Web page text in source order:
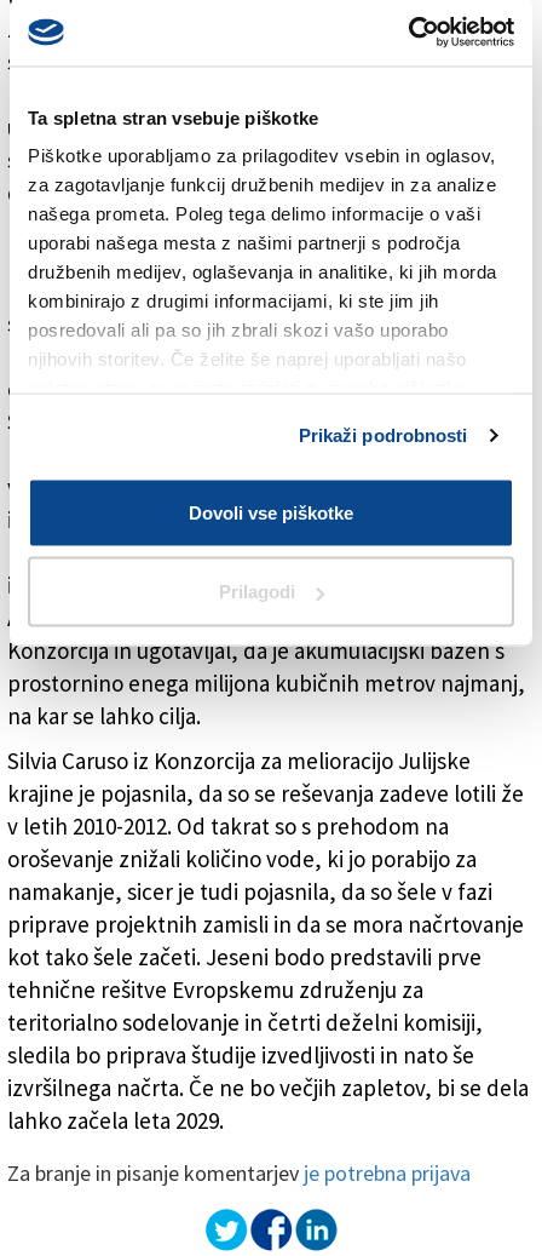
Ta spletna stran vsebuje piškotke
Piškotke uporabljamo za prilagoditev vsebin in oglasov,
za zagotavljanje funkcij družbenih medijev in za analize
našega prometa. Poleg tega delimo informacije o vaši
uporabi našega mesta z našimi partnerji s področja
družbenih medijev, oglaševanja in analitike, ki jih morda
kombinirajo z drugimi informacijami, ki ste jim jih
posredovali ali pa so jih zbrali skozi vašo uporabo
njihovih storitev. Če želite še naprej uporabljati našo
Prikaži podrobnosti
Dovoli vse piškotke
Prilagodi
za težave ne nosita nekdanja Jugoslavija oz. Slovenija,
saj tudi Italija ni poskrbela za gradnjo jezu, ki je bil
uravnavanja pretoka. Deželna svetnika Demokratske
stranke Diego Moretti in Laura Fasiolo sta opozorila,
da je treba pri načrtovanju posegov v reko upoštevati
naravovarstvena načela in da je treba prisluhniti tudi
mnenju krajevnih deležnikov. Zelo kritična do načrta,
ki predvideva dve novi pregradi, je bila deželna
svetnica Zelenih in levice Serena Pellegrino, ki je
prepričana, da za reševanje težav, povezanih s
čezmejnim upravljanjem vodnega bogastva reke
Soče, ne bi smela biti odgovorna Dežela FJK, temveč
bi se z omenjenim vozlom morala ukvarjati državna
vlada, ki bi se morala s Slovenijo pogajati glede
izpustov iz hidroelektrarn. Deželni svetnik liste Open
Furio Honsell je vprašal, ali obstajajo alternative
izgradnji dveh rečnih pregrad. Deželni svetnik Lige
Alberto Budai je po drugi strani podprl zamisel
Konzorcija in ugotavljal, da je akumulacijski bazen s
prostornino enega milijona kubičnih metrov najmanj,
na kar se lahko cilja.
Silvia Caruso iz Konzorcija za melioracijo Julijske
krajine je pojasnila, da so se reševanja zadeve lotili že
v letih 2010-2012. Od takrat so s prehodom na
oroševanje znižali količino vode, ki jo porabijo za
namakanje, sicer je tudi pojasnila, da so šele v fazi
priprave projektnih zamisli in da se mora načrtovanje
kot tako šele začeti. Jeseni bodo predstavili prve
tehnične rešitve Evropskemu združenju za
teritorialno sodelovanje in četrti deželni komisiji,
sledila bo priprava študije izvedljivosti in nato še
izvršilnega načrta. Če ne bo večjih zapletov, bi se dela
lahko začela leta 2029.
Za branje in pisanje komentarjev je potrebna prijava